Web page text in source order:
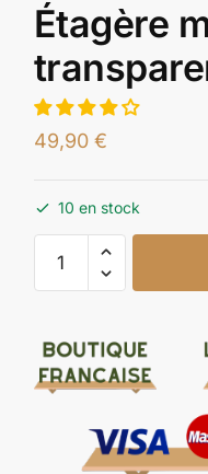
Étagère
49,90 €
10 en stock